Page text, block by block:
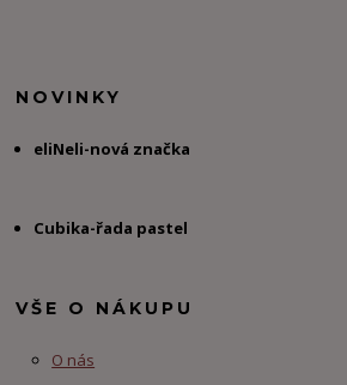
NOVINKY
eliNeli-nová značka
Cubika-řada pastel
VŠE O NÁKUPU
O nás